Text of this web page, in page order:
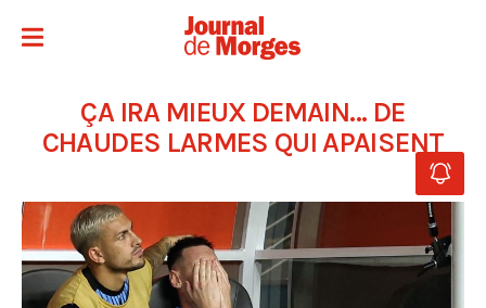
ÇA IRA MIEUX DEMAIN… DE
CHAUDES LARMES QUI APAISENT